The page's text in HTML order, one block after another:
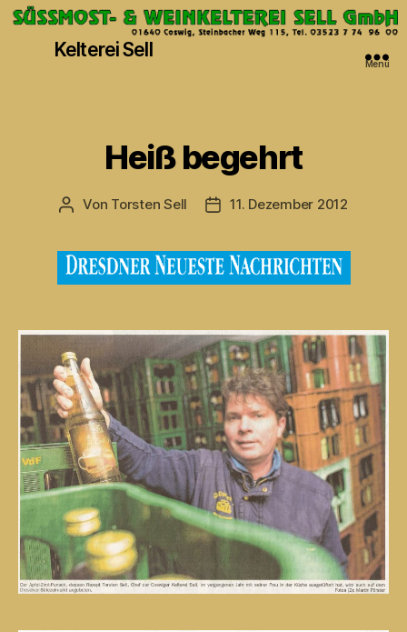
Kelterei Sell
Menü
Heiß begehrt
Beitragsautor
Von Torsten Sell Veröffentlichungsdatum
11. Dezember 2012